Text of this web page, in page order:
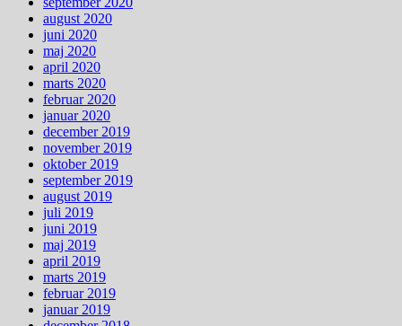
august 2020
juni 2020
maj 2020
april 2020
marts 2020
februar 2020
januar 2020
december 2019
november 2019
oktober 2019
september 2019
august 2019
juli 2019
juni 2019
maj 2019
april 2019
marts 2019
februar 2019
januar 2019